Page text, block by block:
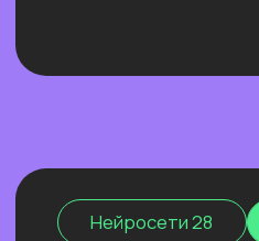
с помощью нейросетей и no-соde